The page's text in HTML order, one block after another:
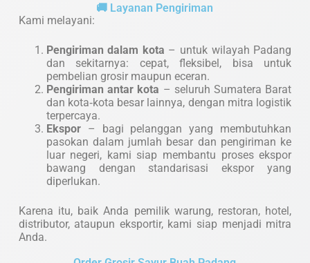
🚚 Layanan Pengiriman
Kami melayani:
Pengiriman dalam kota – untuk wilayah Padang
dan sekitarnya: cepat, fleksibel, bisa untuk
pembelian grosir maupun eceran.
Pengiriman antar kota – seluruh Sumatera Barat
dan kota‑kota besar lainnya, dengan mitra logistik
terpercaya.
Ekspor– bagi pelanggan yang membutuhkan
pasokan dalam jumlah besar dan pengiriman ke
luar negeri, kami siap membantu proses ekspor
bawang dengan standarisasi ekspor yang
diperlukan.
Karena itu, baik Anda pemilik warung, restoran, hotel,
distributor, ataupun eksportir, kami siap menjadi mitra
Anda.